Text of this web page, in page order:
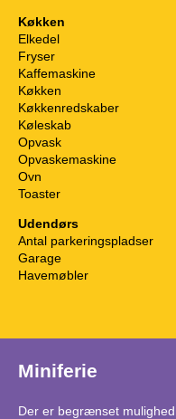
Køkken
Elkedel
Fryser
Kaffemaskine
Køkken
Køkkenredskaber
Køleskab
Opvask
Opvaskemaskine
Ovn
Toaster
Udendørs
Antal parkeringspladser
Garage
Havemøbler
Miniferie
Der er begrænset